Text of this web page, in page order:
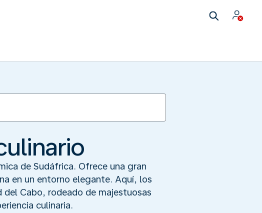
de Sudáfrica. Ofrece una gran
en un entorno elegante. Aquí, los
Cabo, rodeado de majestuosas
culinaria.